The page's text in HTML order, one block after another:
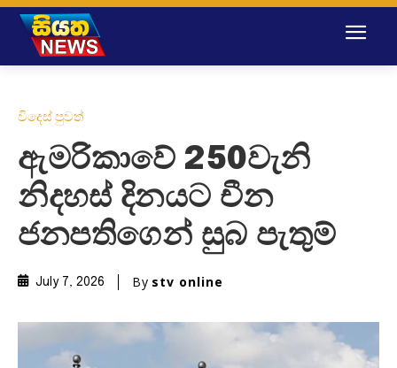
විදෙස් පුවත්
ඇමරිකාවේ 250වැනි
නිදහස් දිනයට චීන
ජනපතිගෙන් සුබ පැතුම්
July 7, 2026 By stv online